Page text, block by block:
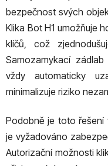
bezpečnost svých
Klika Bot H1 umožňuje
klíčů, což
Samozamykací
vždy automaticky
minimalizuje riziko
Podobně je toto řešení
je vyžadováno
Autorizační možnosti